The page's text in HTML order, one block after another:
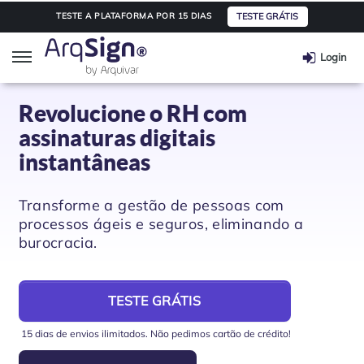
TESTE A PLATAFORMA POR 15 DIAS TESTE GRÁTIS
ArqSign
Soluções
Assinatura digital
Integração de API
Automação e Workflow
Segmentos
Saúde
Transporte e Logística
Educação
Planos e Preços
Integre seu software
Informações
Login
Revolucione o RH com
assinaturas digitais
instantâneas
Transforme a gestão de pessoas com
processos ágeis e seguros, eliminando a
burocracia.
TESTE GRÁTIS
15 dias de envios ilimitados. Não pedimos cartão de crédito!